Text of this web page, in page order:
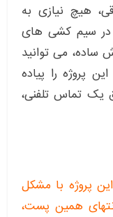
هیچ نیازی به
در سیم کشی های
ساده، می توانید
پروژه را پیاده
یک تماس تلفنی،
پروژه با مشکل
همین پست،